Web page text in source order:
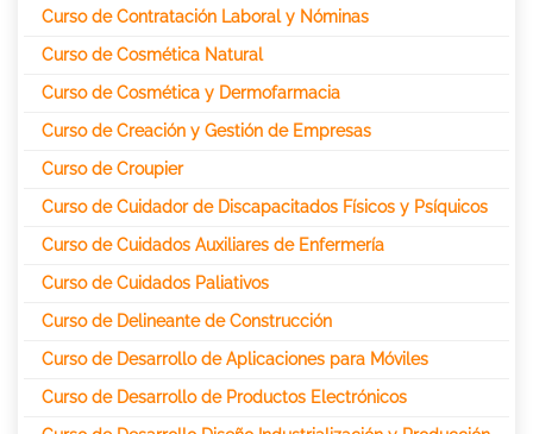
Curso de Contratación Laboral y Nóminas
Curso de Cosmética Natural
Curso de Cosmética y Dermofarmacia
Curso de Creación y Gestión de Empresas
Curso de Croupier
Curso de Cuidador de Discapacitados Físicos y Psíquicos
Curso de Cuidados Auxiliares de Enfermería
Curso de Cuidados Paliativos
Curso de Delineante de Construcción
Curso de Desarrollo de Aplicaciones para Móviles
Curso de Desarrollo de Productos Electrónicos